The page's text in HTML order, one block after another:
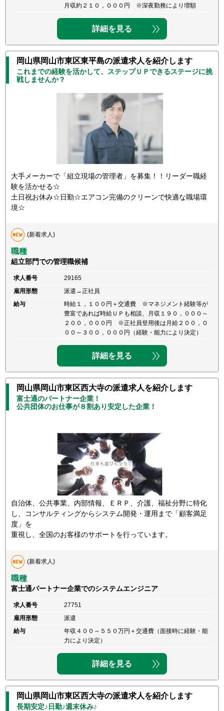
月収約２１０，０００円 ※深夜勤務により増額
詳細を見る
岡山県岡山市東区東平島の派遣求人を紹介します
これまでの経験を活かして、ステップＵＰできるステージに挑
戦しませんか？
大手メーカーで「組立現場の管理者」を募集！！リーダー職経
験を活かせる☆
土日祝お休み☆日勤☆エアコン完備のクリーンで快適な職場環
境☆
(新着求人)
職種
組立部門での管理職候補
求人番号
29165
雇用形態
派遣→正社員
給与
時給１，１００円＋交通費 ※マネジメント経験等が
豊富であれば時給ＵＰも相談、月収１９０，０００～
２００，０００円 ※正社員登用後は月給２００，０
００～３００，０００円（経験・能力により決定）
詳細を見る
岡山県岡山市東区西大寺の派遣求人を紹介します
富士通のパートナー企業！
公共団体のお仕事が８割あり安定した企業！
自治体、公共事業、内部情報、ＥＲＰ、介護、福祉分野に特化
し、コンサルティングからシステム開発・運用まで「顧客満足
度」を
重視し、全国のお客様のサポートを行っています。
(新着求人)
職種
富士通パートナー企業でのシステムエンジニア
求人番号
27751
雇用形態
派遣
給与
年収４００～５５０万円＋交通費（面接時に経験・能
力により決定）
詳細を見る
岡山県岡山市東区西大寺の派遣求人を紹介します
長期安定♪日勤♪週末休み♪